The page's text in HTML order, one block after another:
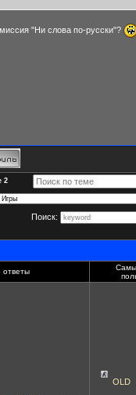
"Ни слова по-русски"?
2
Поиск:
ответы
OLD